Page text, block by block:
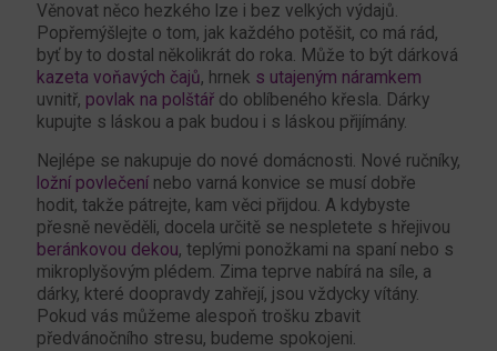
Věnovat něco hezkého lze i bez velkých výdajů.
Popřemýšlejte o tom, jak každého potěšit, co má rád,
byť by to dostal několikrát do roka. Může to být dárková
kazeta voňavých čajů, hrnek s utajeným náramkem
uvnitř, povlak na polštář do oblíbeného křesla. Dárky
kupujte s láskou a pak budou i s láskou přijímány.
Nejlépe se nakupuje do nové domácnosti. Nové ručníky,
ložní povlečení nebo varná konvice se musí dobře
hodit, takže pátrejte, kam věci přijdou. A kdybyste
přesně nevěděli, docela určitě se nespletete s hřejivou
beránkovou dekou, teplými ponožkami na spaní nebo s
mikroplyšovým plédem. Zima teprve nabírá na síle, a
dárky, které doopravdy zahřejí, jsou vždycky vítány.
Pokud vás můžeme alespoň trošku zbavit
předvánočního stresu, budeme spokojeni.